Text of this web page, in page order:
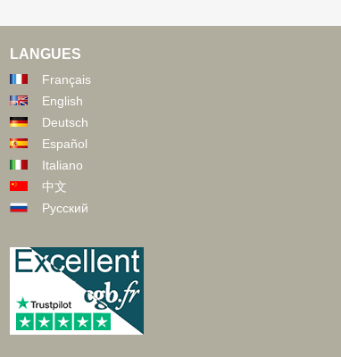
LANGUES
Français
English
Deutsch
Español
Italiano
中文
Русский